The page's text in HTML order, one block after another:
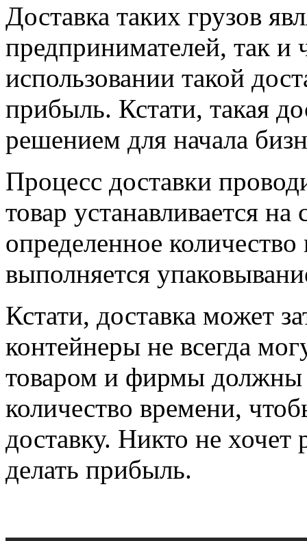
Доставка таких грузов
предпринимателей, так и
использовании такой
прибыль. Кстати, такая
решением для начала
Процесс доставки
товар устанавливается
определенное
выполняется
Кстати, доставка может
контейнеры не всегда
товаром и фирмы должны
количество времени,
доставку. Никто не
делать прибыль.